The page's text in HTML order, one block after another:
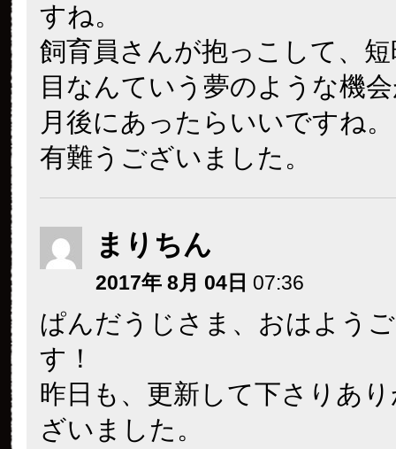
すね。
飼育員さんが抱っこして、
目なんていう夢のような機
月後にあったらいいですね。
有難うございました。
まりちん
2017年 8月 04日 07:36
ぱんだうじさま、おはよう
す！
昨日も、更新して下さりあ
ざいました。